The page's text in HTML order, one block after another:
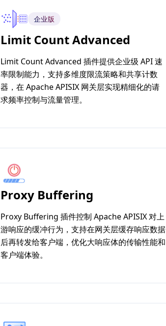
企业版
Limit Count Advanced
Limit Count Advanced 插件提供企业级 API 速
率限制能力，支持多维度限流策略和共享计数
器，在 Apache APISIX 网关层实现精细化的请
求频率控制与流量管理。
Proxy Buffering
Proxy Buffering 插件控制 Apache APISIX 对上
游响应的缓冲行为，支持在网关层缓存响应数据
后再转发给客户端，优化大响应体的传输性能和
客户端体验。